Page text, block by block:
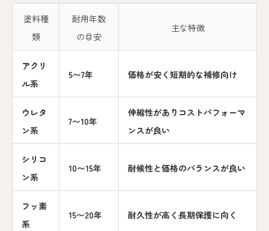
塗料種
類
耐用年数
の目安
主な特徴
アクリ
ル系
5〜7年 価格が安く短期的な補修向け
ウレタ
ン系
7〜10年
伸縮性がありコストパフォーマ
ンスが良い
シリコ
ン系
10〜15年 耐候性と価格のバランスが良い
フッ素
系
15〜20年 耐久性が高く長期保護に向く